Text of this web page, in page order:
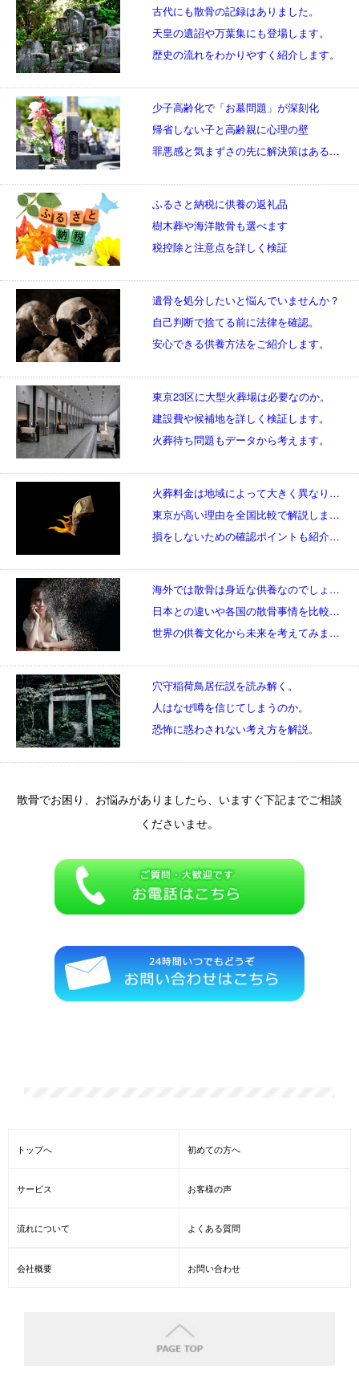
古代にも散骨の記録はありました。
天皇の遺詔や万葉集にも登場します。
歴史の流れをわかりやすく紹介します。
少子高齢化で「お墓問題」が深刻化
帰省しない子と高齢親に心理の壁
罪悪感と気まずさの先に解決策はあるのか
ふるさと納税に供養の返礼品
樹木葬や海洋散骨も選べます
税控除と注意点を詳しく検証
遺骨を処分したいと悩んでいませんか？
自己判断で捨てる前に法律を確認。
安心できる供養方法をご紹介します。
東京23区に大型火葬場は必要なのか。
建設費や候補地を詳しく検証します。
火葬待ち問題もデータから考えます。
火葬料金は地域によって大きく異なります。
東京が高い理由を全国比較で解説します。
損をしないための確認ポイントも紹介します。
海外では散骨は身近な供養なのでしょうか。
日本との違いや各国の散骨事情を比較します。
世界の供養文化から未来を考えてみましょう。
穴守稲荷鳥居伝説を読み解く。
人はなぜ噂を信じてしまうのか。
恐怖に惑わされない考え方を解説。
散骨でお困り、お悩みがありましたら、いますぐ下記までご相談
くださいませ。
トップへ 初めての方へ
サービス お客様の声
流れについて よくある質問
会社概要 お問い合わせ